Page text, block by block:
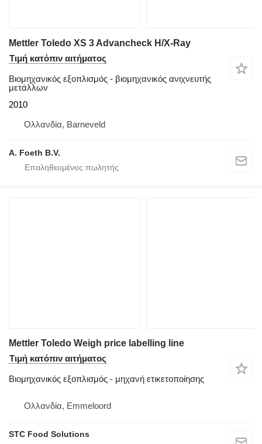
Mettler Toledo XS 3 Advancheck H/X-Ray
Τιμή κατόπιν αιτήματος
Βιομηχανικός εξοπλισμός - βιομηχανικός ανιχνευτής
μετάλλων
2010
Ολλανδία, Barneveld
A. Foeth B.V.
Mettler Toledo Weigh price labelling line
Τιμή κατόπιν αιτήματος
Βιομηχανικός εξοπλισμός - μηχανή ετικετοποίησης
Ολλανδία, Emmeloord
STC Food Solutions